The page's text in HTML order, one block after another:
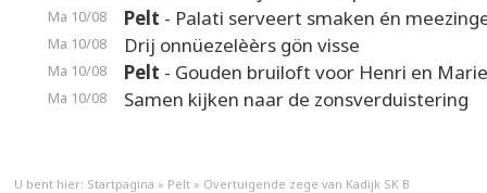
Ma 10/08 Pelt - Palati serveert smaken én
Ma 10/08 Drij onnüezelèèrs gön visse
Ma 10/08 Pelt - Gouden bruiloft voor Henri en
Ma 10/08 Samen kijken naar de zonsverduistering
U bent hier: Startpagina » Pelt » Overtuigende zege van Kadijk SK B